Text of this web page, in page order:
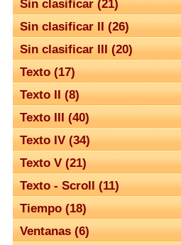
Sin clasificar (21)
Sin clasificar II (26)
Sin clasificar III (20)
Texto (17)
Texto II (8)
Texto III (40)
Texto IV (34)
Texto V (21)
Texto - Scroll (11)
Tiempo (18)
Ventanas (6)